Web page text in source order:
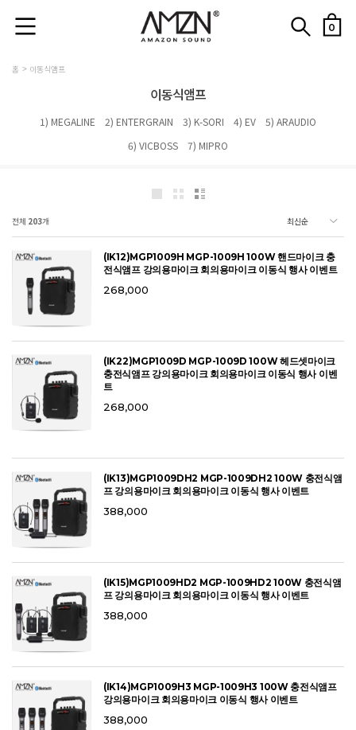
0
홈 이동식앰프
이동식앰프
1) MEGALINE 2) ENTERGRAIN 3) K-SORI 4) EV
5) ARAUDIO
6) VICBOSS
7) MIPRO
전체 203개
(IK12)MGP1009H MGP-1009H 100W 핸드마이크 충
전식앰프 강의용마이크 회의용마이크 이동식 행사 이벤트
268,000
(IK22)MGP1009D MGP-1009D 100W 헤드셋마이크
충전식앰프 강의용마이크 회의용마이크 이동식 행사 이벤
트
268,000
(IK13)MGP1009DH2 MGP-1009DH2 100W 충전식앰
프 강의용마이크 회의용마이크 이동식 행사 이벤트
388,000
(IK15)MGP1009HD2 MGP-1009HD2 100W 충전식앰
프 강의용마이크 회의용마이크 이동식 행사 이벤트
388,000
(IK14)MGP1009H3 MGP-1009H3 100W 충전식앰프
강의용마이크 회의용마이크 이동식 행사 이벤트
388,000